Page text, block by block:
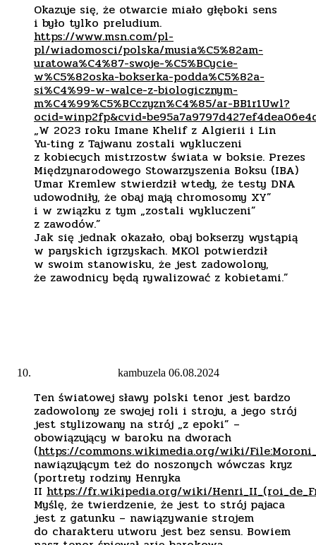
Okazuje się, że otwarcie miało głęboki sens
i było tylko preludium.
https://www.msn.com/pl-
pl/wiadomosci/polska/musia%C5%82am-
uratowa%C4%87-swoje-%C5%BCycie-
w%C5%82oska-bokserka-podda%C5%82a-
si%C4%99-w-walce-z-biologicznym-
m%C4%99%C5%BCczyzn%C4%85/ar-BB1r1Uwl?
„W 2023 roku Imane Khelif z Algierii i Lin
Yu‑ting z Tajwanu zostali wykluczeni
z kobiecych mistrzostw świata w boksie. Prezes
Międzynarodowego Stowarzyszenia Boksu (IBA)
Umar Kremlew stwierdził wtedy, że testy DNA
udowodniły, że obaj mają chromosomy XY”
i w związku z tym „zostali wykluczeni”
z zawodów.”
Jak się jednak okazało, obaj bokserzy wystąpią
w paryskich igrzyskach. MKOl potwierdził
w swoim stanowisku, że jest zadowolony,
że zawodnicy będą rywalizować z kobietami.”
kambuzela 06.08.2024
Ten światowej sławy polski tenor jest bardzo
zadowolony ze swojej roli i stroju, a jego strój
jest stylizowany na strój „z epoki” –
obowiązujący w baroku na dworach
(https://commons.wikimedia.org/wiki/
nawiązującym też do noszonych wówczas kryz
(portrety rodziny Henryka
II https://fr.wikipedia.org/wiki/
Myślę, że twierdzenie, że jest to strój pajaca
jest z gatunku – nawiązywanie strojem
do charakteru utworu jest bez sensu. Bowiem